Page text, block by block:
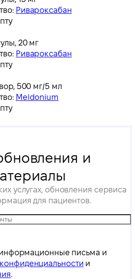
Ривароксабан
20 мг
Ривароксабан
500 мг/5 мл
Meldonium
и
услугах, обновления сервиса
для пациентов.
информационные письма и
и
.